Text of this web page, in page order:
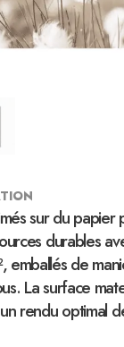
sur du papier
durables
emballés de
La surface
rendu optimal